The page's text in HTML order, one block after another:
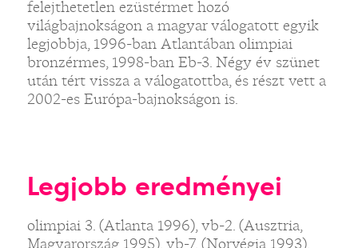
felejthetetlen ezüstérmet hozó
világbajnokságon a magyar válogatott egyik
legjobbja, 1996-ban Atlantában olimpiai
bronzérmes, 1998-ban Eb-3. Négy év szünet
után tért vissza a válogatottba, és részt vett a
2002-es Európa-bajnokságon is.
Legjobb eredményei
olimpiai 3. (Atlanta 1996), vb-2. (Ausztria,
Magyarország 1995), vb-7. (Norvégia 1993),